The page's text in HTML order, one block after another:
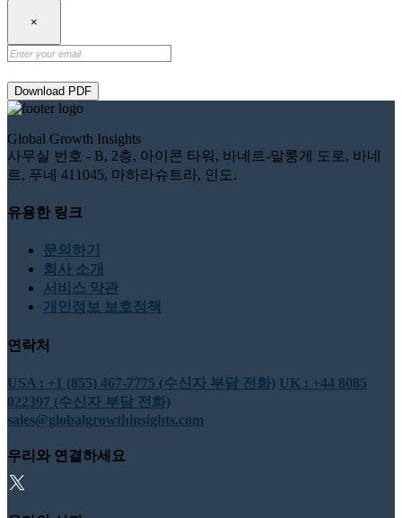
×
Download PDF
Global Growth Insights
사무실 번호 - B, 2층, 아이콘 타워, 바네르-말룽게 도로, 바네
르, 푸네 411045, 마하라슈트라, 인도.
유용한 링크
문의하기
회사 소개
서비스 약관
개인정보 보호정책
연락처
USA : +1 (855) 467-7775 (수신자 부담 전화) UK : +44 8085
022397 (수신자 부담 전화)
sales@globalgrowthinsights.com
우리와 연결하세요